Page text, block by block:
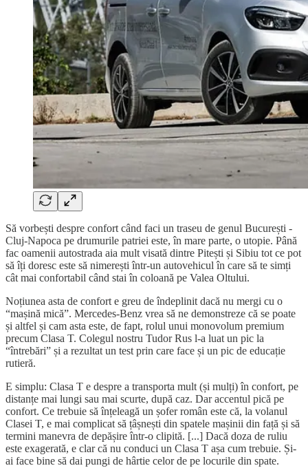
Să vorbești despre confort când faci un traseu de genul București -
Cluj-Napoca pe drumurile patriei este, în mare parte, o utopie. Până
fac oamenii autostrada aia mult visată dintre Pitești și Sibiu tot ce pot
să îți doresc este să nimerești într-un autovehicul în care să te simți
cât mai confortabil când stai în coloană pe Valea Oltului.
Noțiunea asta de confort e greu de îndeplinit dacă nu mergi cu o
“mașină mică”. Mercedes-Benz vrea să ne demonstreze că se poate
și altfel și cam asta este, de fapt, rolul unui monovolum premium
precum Clasa T. Colegul nostru Tudor Rus l-a luat un pic la
“întrebări” și a rezultat un test prin care face și un pic de educație
rutieră.
E simplu: Clasa T e despre a transporta mult (și mulți) în confort, pe
distanțe mai lungi sau mai scurte, după caz. Dar accentul pică pe
confort. Ce trebuie să înțeleagă un șofer român este că, la volanul
Clasei T, e mai complicat să țâșnești din spatele mașinii din față și să
termini manevra de depășire într-o clipită. [...] Dacă doza de ruliu
este exagerată, e clar că nu conduci un Clasa T așa cum trebuie. Și-
ai face bine să dai pungi de hârtie celor de pe locurile din spate.